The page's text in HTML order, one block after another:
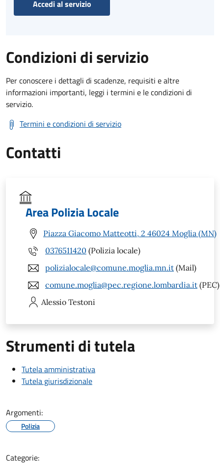
Accedi al servizio
Condizioni di servizio
Per conoscere i dettagli di scadenze, requisiti e altre
informazioni importanti, leggi i termini e le condizioni di
servizio.
Termini e condizioni di servizio
Contatti
Area Polizia Locale
Piazza Giacomo Matteotti, 2 46024 Moglia (MN)
0376511420 (Polizia locale)
polizialocale@comune.moglia.mn.it (Mail)
comune.moglia@pec.regione.lombardia.it (PEC)
Alessio Testoni
Strumenti di tutela
Tutela amministrativa
Tutela giurisdizionale
Argomenti:
Polizia
Categorie: